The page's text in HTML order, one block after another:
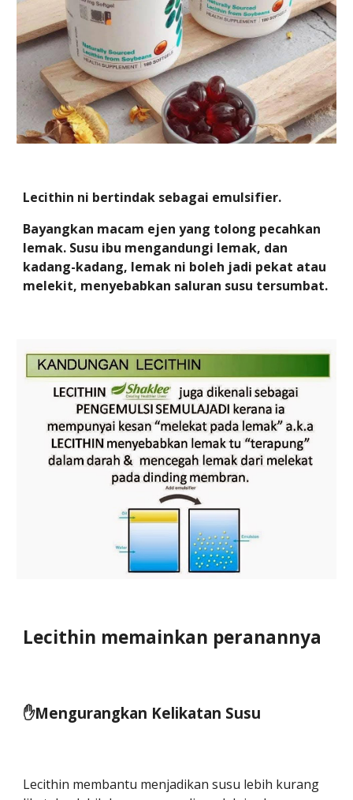
Lecithin ni bertindak sebagai emulsifier.
Bayangkan macam ejen yang tolong pecahkan
lemak. Susu ibu mengandungi lemak, dan
kadang-kadang, lemak ni boleh jadi pekat atau
melekit, menyebabkan saluran susu tersumbat.
Lecithin memainkan peranannya
✋️Mengurangkan Kelikatan Susu
Lecithin membantu menjadikan susu lebih kurang